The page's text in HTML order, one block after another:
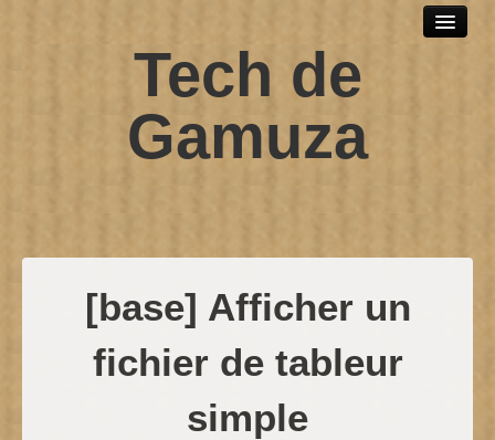
Tech de
Gamuza
Outils et logiciels
Scripts sh
SPIP
Contact
[base] Afficher un
fichier de tableur
simple